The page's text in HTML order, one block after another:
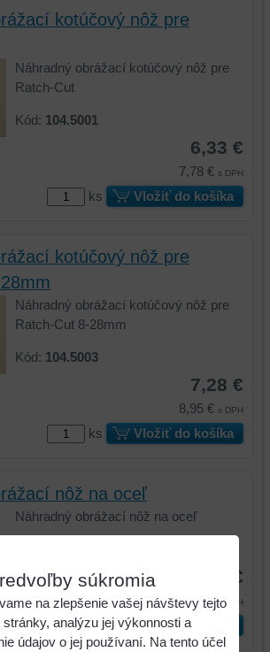
kotúčový nôž pre
Náhradný obrážací kotúčový nôž pre
Ratch-Cut
Kód: 104.5001
6,33 €
7,78 € s DPH
ks Vložiť do košíka
kotúčový nôž pre
Náhradný obrážací kotúčový nôž pre
Ratch-Cut 8-28mm
Kód: 104.5003
7,28 €
8,95 € s DPH
ks Vložiť do košíka
nôž na oceľ
Náhradný obrážací nôž na oceľ
8,31 €
10,22 €s DPH
ks Vložiť do košíka
súkromia
na zlepšenie vašej návštevy tejto
stránky, analýzu jej výkonnosti a
údajov o jej používaní. Na tento účel